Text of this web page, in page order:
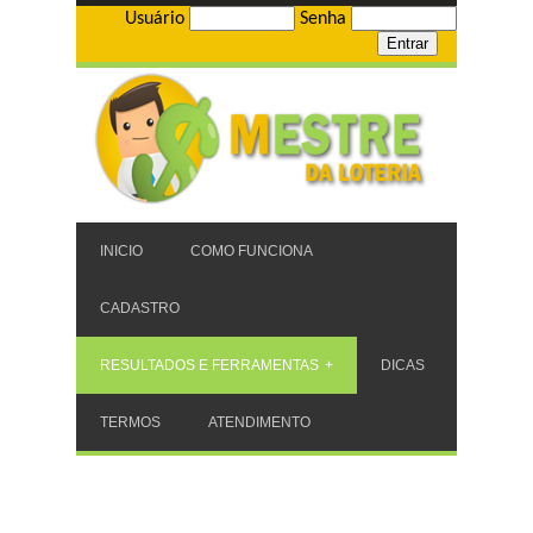
Usuário Senha
INICIO COMO FUNCIONA
CADASTRO
RESULTADOS E FERRAMENTAS DICAS
TERMOS ATENDIMENTO